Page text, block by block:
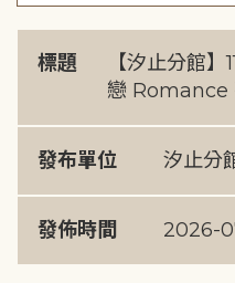
標題
【汐止分館
戀 Romance
發布單位 汐止分
發佈時間 2026-